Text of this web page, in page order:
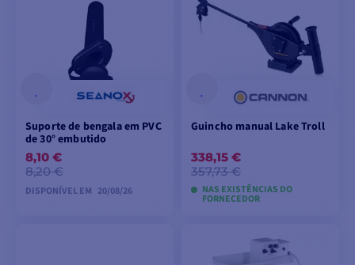
Suporte de bengala em PVC
de 30° embutido
8,10 €
8,20 €
DISPONÍVEL EM 20/08/26
Guincho manual Lake Troll
338,15 €
357,73 €
NAS EXISTÊNCIAS DO
FORNECEDOR
ADICIONAR AO
CARRINHO